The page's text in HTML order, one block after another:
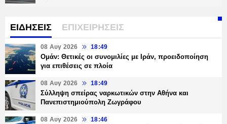
ΕΙΔΗΣΕΙΣ ΕΠΙΧΕΙΡΗΣΕΙΣ
08 Αυγ 2026 18:49
Ομάν: Θετικές οι συνομιλίες με Ιράν, προειδοποίηση
για επιθέσεις σε πλοία
08 Αυγ 2026 18:49
Σύλληψη σπείρας ναρκωτικών στην Αθήνα και
Πανεπιστημιούπολη Ζωγράφου
08 Αυγ 2026 18:46